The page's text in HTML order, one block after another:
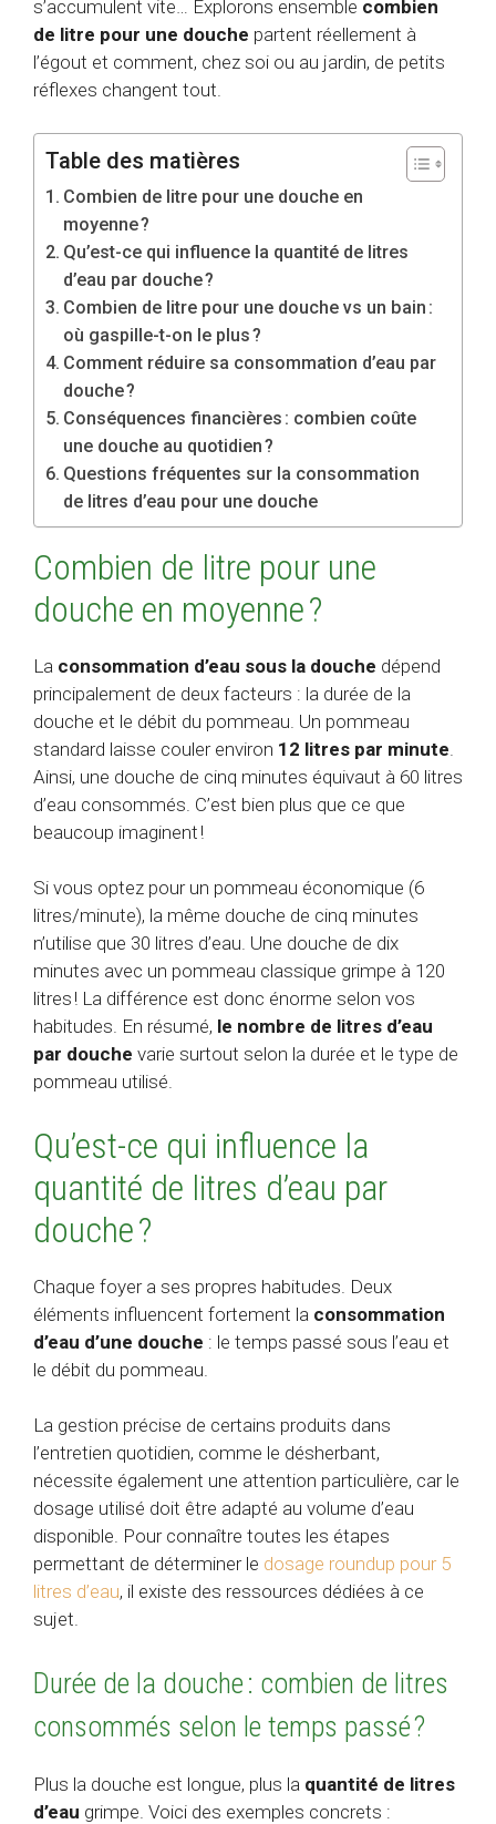
s’accumulent vite… Explorons ensemble combien
de litre pour une douche partent réellement à
l’égout et comment, chez soi ou au jardin, de petits
réflexes changent tout.
Table des matières
Combien de litre pour une douche en
moyenne ?
Qu’est-ce qui influence la quantité de litres
d’eau par douche ?
Combien de litre pour une douche vs un bain :
où gaspille-t-on le plus ?
Comment réduire sa consommation d’eau par
douche ?
Conséquences financières : combien coûte
une douche au quotidien ?
Questions fréquentes sur la consommation
de litres d’eau pour une douche
Combien de litre pour une
douche en moyenne ?
La consommation d’eau sous la douche dépend
principalement de deux facteurs : la durée de la
douche et le débit du pommeau. Un pommeau
standard laisse couler environ 12 litres par minute
Ainsi, une douche de cinq minutes équivaut à 60 litres
d’eau consommés. C’est bien plus que ce que
beaucoup imaginent !
Si vous optez pour un pommeau économique (6
litres/minute), la même douche de cinq minutes
n’utilise que 30 litres d’eau. Une douche de dix
minutes avec un pommeau classique grimpe à 120
litres ! La différence est donc énorme selon vos
habitudes. En résumé, le nombre de litres d’eau
par douche varie surtout selon la durée et le type de
pommeau utilisé.
Qu’est-ce qui influence la
quantité de litres d’eau par
douche ?
Chaque foyer a ses propres habitudes. Deux
éléments influencent fortement la consommation
d’eau d’une douche : le temps passé sous l’eau et
le débit du pommeau.
La gestion précise de certains produits dans
l’entretien quotidien, comme le désherbant,
nécessite également une attention particulière, car le
dosage utilisé doit être adapté au volume d’eau
disponible. Pour connaître toutes les étapes
permettant de déterminer le dosage roundup pour 5
litres d’eau, il existe des ressources dédiées à ce
sujet.
Durée de la douche : combien de litres
consommés selon le temps passé ?
Plus la douche est longue, plus la quantité de litres
d’eau grimpe. Voici des exemples concrets :